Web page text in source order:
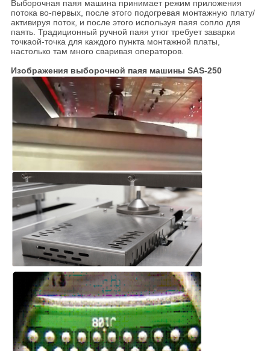
Выборочная паяя машина принимает режим приложения
потока во-первых, после этого подогревая монтажную плату/
активируя поток, и после этого используя паяя сопло для
паять. Традиционный ручной паяя утюг требует заварки
точкаой-точка для каждого пункта монтажной платы,
настолько там много сваривая операторов.
Изображения выборочной паяя машины SAS-250